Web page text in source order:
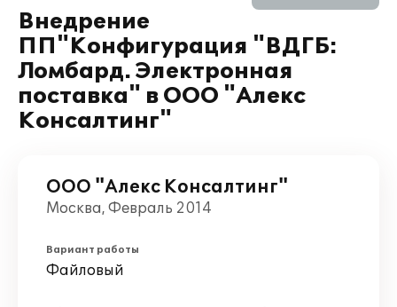
Внедрение
ПП"Конфигурация "ВДГБ:
Ломбард. Электронная
поставка" в ООО "Алекс
Консалтинг"
ООО "Алекс Консалтинг"
Москва, Февраль 2014
Вариант работы
Файловый